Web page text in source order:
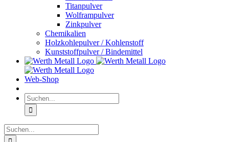
Titanpulver
Wolframpulver
Zinkpulver
Chemikalien
Holzkohlepulver / Kohlenstoff
Kunststoffpulver / Bindemittel
Web-Shop
Suche
nach:
Suche
nach: